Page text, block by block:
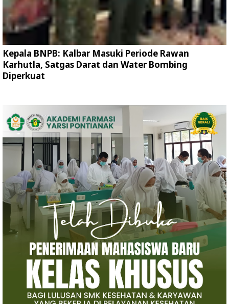
Kepala BNPB: Kalbar Masuki Periode Rawan
Karhutla, Satgas Darat dan Water Bombing
Diperkuat